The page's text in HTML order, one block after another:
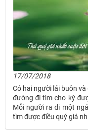
17/07/2018
Có hai người lái buôn
đường đi tìm cho kỳ
Mỗi người ra đi một
tìm được điều quý giá